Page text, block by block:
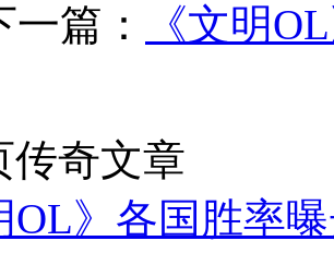
篇：
《文明
传奇文章
OL》各国胜率